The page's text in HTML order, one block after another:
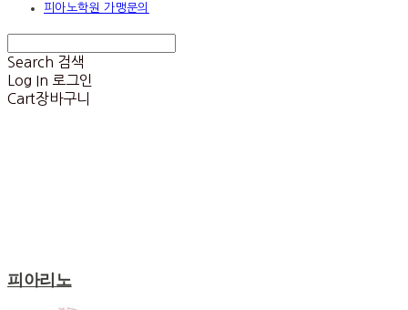
피아노학원 가맹문의
Search 검색
Log In 로그인
Cart장바구니
피아리노